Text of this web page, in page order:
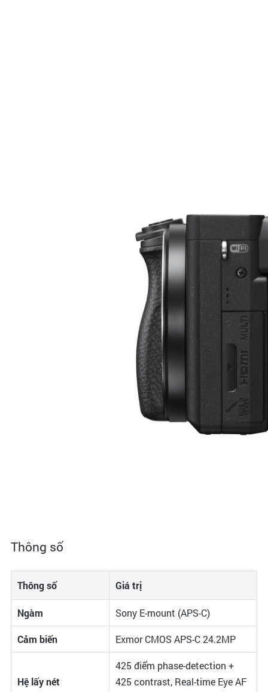
Thông số
Thông số Giá trị
Ngàm Sony E-mount (APS-C)
Cảm biến Exmor CMOS APS-C 24.2MP
Hệ lấy nét
425 điểm phase-detection +
425 contrast, Real-time Eye AF